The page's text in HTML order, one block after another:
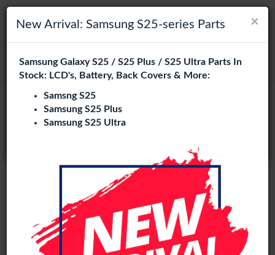
×
Wählen Sie Ihre Sprache
Es sieht so aus, als wären Sie in Vereinigte Staaten
Besuchen Sie
Navigation umschalten
suchen
Login
×
New Arrival: Samsung S25-series Parts
Samsung Galaxy S25 / S25 Plus / S25 Ultra Parts In
Stock: LCD's, Battery, Back Covers & More:
Samsng S25
Samsung S25 Plus
Samsung S25 Ultra